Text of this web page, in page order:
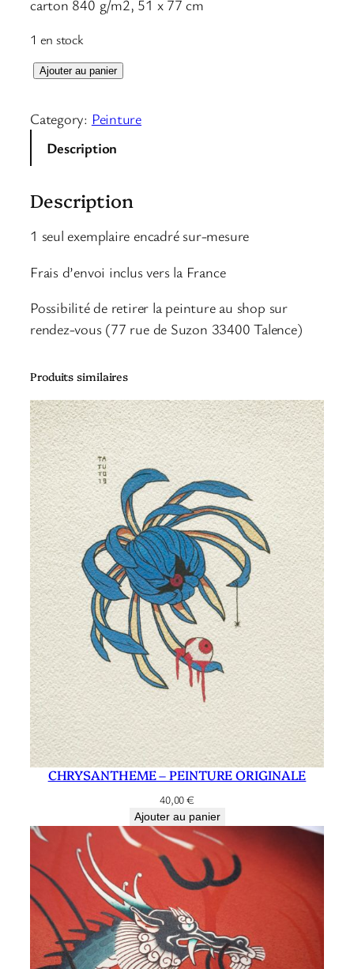
carton 840 g/m2, 51 x 77 cm
1 en stock
q
a
t
d
e
A
P
U
E
–
P
E
I
N
T
U
R
E
O
R
I
G
I
N
A
Ajouter au panier
Category: Peinture
Description
Description
1 seul exemplaire encadré sur-mesure
Frais d’envoi inclus vers la France
Possibilité de retirer la peinture au shop sur
rendez-vous (77 rue de Suzon 33400 Talence)
Produits similaires
CHRYSANTHEME – PEINTURE ORIGINALE
40,00€
Ajouter au panier